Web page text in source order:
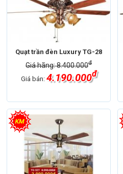
Quạt trần đèn Luxury TG-28
Giá hãng: 8.400.000đ
Giá bán: 4.190.000đ